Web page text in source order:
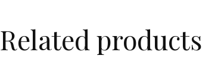
Related products